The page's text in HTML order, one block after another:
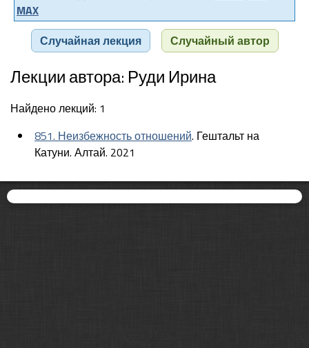
MAX
Случайная лекция
Случайный автор
Лекции автора: Руди Ирина
Найдено лекций: 1
851. Неизбежность отношений. Гештальт на
Катуни. Алтай. 2021